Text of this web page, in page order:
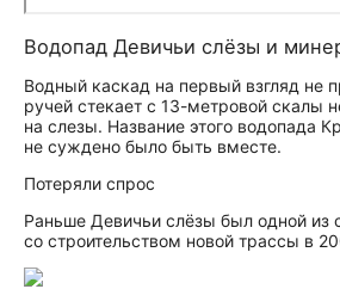
Водопад Девичьи слёзы и
Водный каскад на первый взгляд не
ручей стекает с 13-метровой скалы
на слезы. Название этого водопада
не суждено было быть вместе.
Потеряли спрос
Раньше Девичьи слёзы был одной из
со строительством новой трассы в